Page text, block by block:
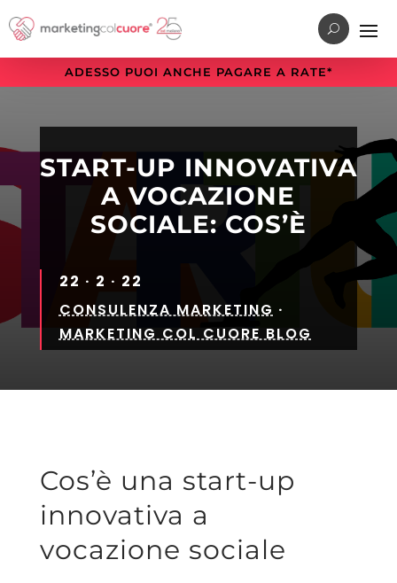
al
menu
di
principale
al
contenuto
principale
alla
sezione
a
pagina
ADESSO PUOI ANCHE PAGARE A RATE*
START-UP INNOVATIVA
A VOCAZIONE
SOCIALE: COS’È
22 · 2 · 22
CONSULENZA MARKETING ·
MARKETING COL CUORE BLOG
Cos’è una start-up
innovativa a
vocazione sociale